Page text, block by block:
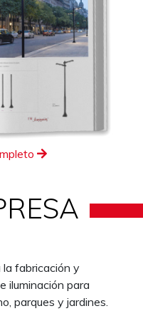
fabricación y
iluminación para
parques y jardines.